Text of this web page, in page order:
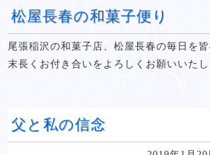
松屋長春の和菓子便り
尾張稲沢の和菓子店、松屋長春の毎日を皆
末長くお付き合いをよろしくお願いいたし
父と私の信念